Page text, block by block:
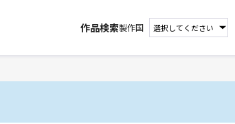
作品検索製作国